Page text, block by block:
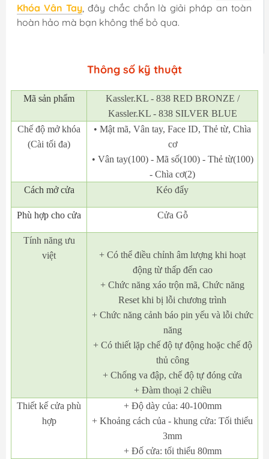
Khóa Vân Tay, đây chắc chắn là giải pháp an toàn
hoàn hảo mà bạn không thể bỏ qua.
Thông số kỹ thuật
Mã sản phẩm
Kassler.KL - 838 RED BRONZE /
Kassler.KL - 838 SILVER BLUE
Chế độ mở khóa
(Cài tối đa)
• Mật mã, Vân tay, Face ID, Thẻ từ, Chìa
cơ
• Vân tay(100) - Mã số(100) - Thẻ từ(100)
- Chìa cơ(2)
Cách mở cửa
Kéo đẩy
Phù hợp cho cửa Cửa Gỗ
Tính năng ưu
việt
+ Có thể điều chỉnh âm lượng khi hoạt
động từ thấp đến cao
+ Chức năng xáo trộn mã, Chức năng
Reset khi bị lỗi chương trình
+ Chức năng cảnh báo pin yếu và lỗi chức
năng
+ Có thiết lặp chế độ tự động hoặc chế độ
thủ công
+ Chống va đập, chế độ tự đóng cửa
+ Đàm thoại 2 chiều
Thiết kế cửa phù
hợp
+ Độ dày của: 40-100mm
+ Khoảng cách của - khung cửa: Tối thiểu
3mm
+ Đố cửa: tối thiểu 80mm